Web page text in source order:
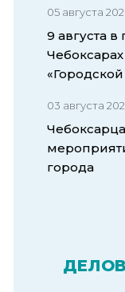
05 августа
9 августа
03 августа
города